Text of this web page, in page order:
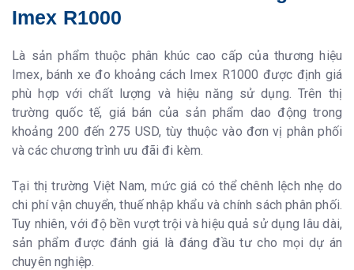
Imex R1000
Là sản phẩm thuộc phân khúc cao cấp của thương hiệu
Imex, bánh xe đo khoảng cách Imex R1000 được định giá
phù hợp với chất lượng và hiệu năng sử dụng. Trên thị
trường quốc tế, giá bán của sản phẩm dao động trong
khoảng 200 đến 275 USD, tùy thuộc vào đơn vị phân phối
và các chương trình ưu đãi đi kèm.
Tại thị trường Việt Nam, mức giá có thể chênh lệch nhẹ do
chi phí vận chuyển, thuế nhập khẩu và chính sách phân phối.
Tuy nhiên, với độ bền vượt trội và hiệu quả sử dụng lâu dài,
sản phẩm được đánh giá là đáng đầu tư cho mọi dự án
chuyên nghiệp.